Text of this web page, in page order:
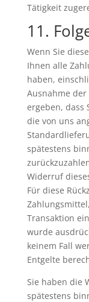
Tätigkeit
11.
Wenn Sie
Ihnen alle
haben,
Ausnahme
ergeben, dass
die von uns
spätestens
Widerruf
Für diese
Transaktion
wurde
keinem Fall
Entgelte
Sie haben die
spätestens